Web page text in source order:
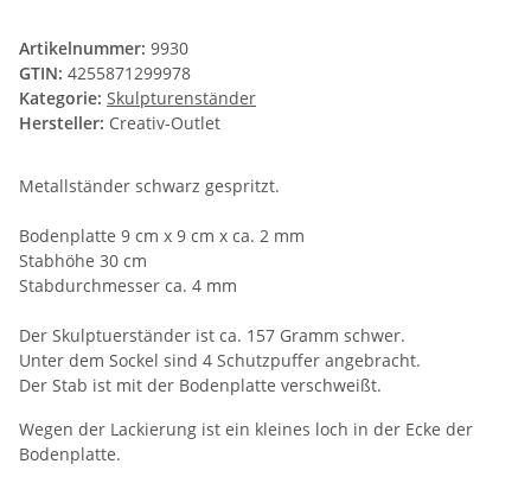
Artikelnummer: 9930
GTIN: 4255871299978
Kategorie: Skulpturenständer
Hersteller: Creativ-Outlet
Metallständer schwarz gespritzt.
Bodenplatte 9 cm x 9 cm x ca. 2 mm
Stabhöhe 30 cm
Stabdurchmesser ca. 4 mm
Der Skulptuerständer ist ca. 157 Gramm schwer.
Unter dem Sockel sind 4 Schutzpuffer angebracht.
Der Stab ist mit der Bodenplatte verschweißt.
Wegen der Lackierung ist ein kleines loch in der Ecke der
Bodenplatte.